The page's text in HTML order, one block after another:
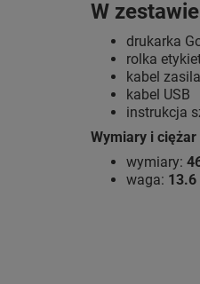
W
drukarka
rolka
kabel
kabel USB
instrukcja
Wymiary i
wymiary:
waga: 13.6